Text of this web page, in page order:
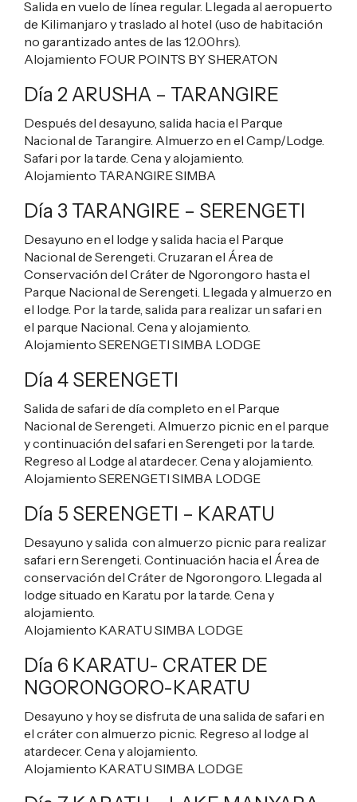
Salida en vuelo de línea regular. Llegada al aeropuerto
de Kilimanjaro y traslado al hotel (uso de habitación
no garantizado antes de las 12.00hrs).
Alojamiento FOUR POINTS BY SHERATON
Día 2 ARUSHA – TARANGIRE
Después del desayuno, salida hacia el Parque
Nacional de Tarangire. Almuerzo en el Camp/Lodge.
Safari por la tarde. Cena y alojamiento.
Alojamiento TARANGIRE SIMBA
Día 3 TARANGIRE – SERENGETI
Desayuno en el lodge y salida hacia el Parque
Nacional de Serengeti. Cruzaran el Área de
Conservación del Cráter de Ngorongoro hasta el
Parque Nacional de Serengeti. Llegada y almuerzo en
el lodge. Por la tarde, salida para realizar un safari en
el parque Nacional. Cena y alojamiento.
Alojamiento SERENGETI SIMBA LODGE
Día 4 SERENGETI
Salida de safari de día completo en el Parque
Nacional de Serengeti. Almuerzo picnic en el parque
y continuación del safari en Serengeti por la tarde.
Regreso al Lodge al atardecer. Cena y alojamiento.
Alojamiento SERENGETI SIMBA LODGE
Día 5 SERENGETI – KARATU
Desayuno y salida con almuerzo picnic para realizar
safari ern Serengeti. Continuación hacia el Área de
conservación del Cráter de Ngorongoro. Llegada al
lodge situado en Karatu por la tarde. Cena y
alojamiento.
Alojamiento KARATU SIMBA LODGE
Día 6 KARATU- CRATER DE
NGORONGORO-KARATU
Desayuno y hoy se disfruta de una salida de safari en
el cráter con almuerzo picnic. Regreso al lodge al
atardecer. Cena y alojamiento.
Alojamiento KARATU SIMBA LODGE